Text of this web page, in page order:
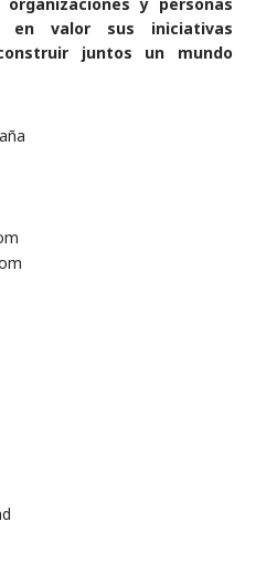
en valor sus iniciativas
juntos un mundo